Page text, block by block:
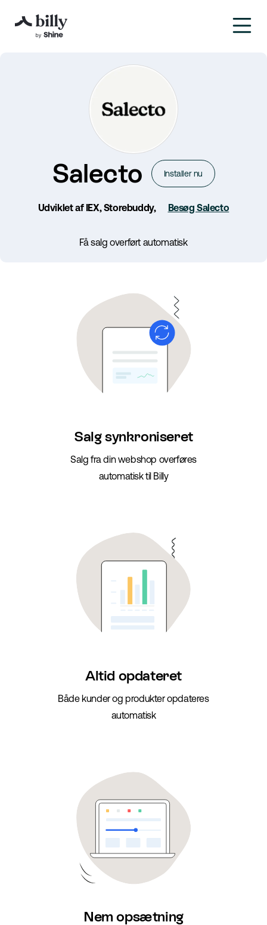
Salecto Installer nu
Udviklet af IEX, Storebuddy, Besøg Salecto
Få salg overført automatisk
Salg synkroniseret
Salg fra din webshop overføres
automatisk til Billy
Altid opdateret
Både kunder og produkter opdateres
automatisk
Nem opsætning